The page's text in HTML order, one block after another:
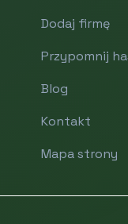
Dodaj firmę
Przypomnij
Blog
Kontakt
Mapa strony